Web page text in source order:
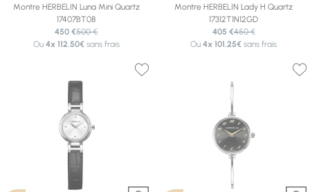
Montre HERBELIN Luna Mini Quartz
17407BT08
450 €500 €
Ou 4x 112.50€sans frais
Montre HERBELIN Lady H Quartz
17312T1N12GD
405 €450 €
Ou4x 101.25€ sans frais